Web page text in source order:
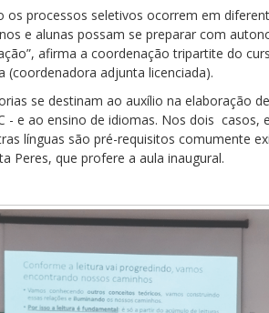
os processos seletivos ocorrem em
e alunas possam se preparar com
afirma a coordenação tripartite do
(coordenadora adjunta licenciada).
se destinam ao auxílio na elaboração
- e ao ensino de idiomas. Nos dois
línguas são pré-requisitos comumente
Peres, que profere a aula inaugural.